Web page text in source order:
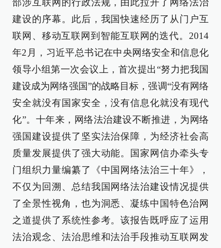
部涉互联网的行政法规，由此拉开了网络法治
建设的序幕。此后，我国快速经历了从门户互
联网、移动互联网到智能互联网的迭代。2014
年2月，习近平总书记在中央网络安全和信息化
领导小组第一次会议上，首次提出“努力把我国
建设成为网络强国”的战略目标，强调“没有网络
安全就没有国家安全，没有信息化就没有现代
化”。十年来，网络法治建设不断推进，为网络
强国建设提供了坚实法治保障，为经济社会高
质量发展提供了强大动能。国家网信办牵头专
门组织力量编纂了《中国网络法治三十年》，
不仅为回溯、总结我国网络法治建设情况提供
了全景性视角，也为洞悉、凝练中国特色治网
之道提供了系统性参考。该报告既呼应了运用
法治观念、法治思维和法治手段推动互联网发